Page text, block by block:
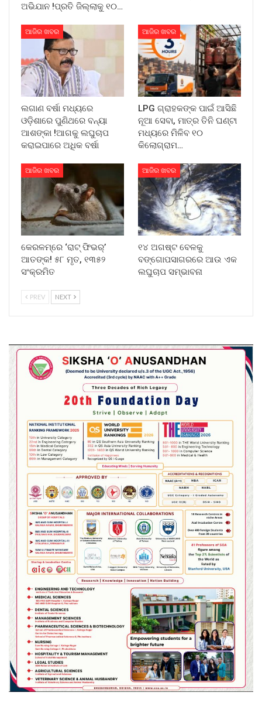
ଅଭିଯାନ !ପ୍ରତି ଜିଲ୍ଲାକୁ ୧୦…
ଆଜିର ଖବର
ଲଗାଣ ବର୍ଷା ମଧ୍ୟରେ
ଓଡ଼ିଶାରେ ପୁଣିଥରେ ବନ୍ୟା
ଆଶଙ୍କା !ଆଗକୁ ଲଘୁଚାପ
କରାଇପାରେ ଅଧିକ ବର୍ଷା
ଆଜିର ଖବର
LPG ଗ୍ରାହକଙ୍କ ପାଇଁ ଆସିଛି
ନୂଆ ସେବା, ମାତ୍ର ତିନି ଘଣ୍ଟା
ମଧ୍ୟରେ ମିଳିବ ୧୦
କିଲୋଗ୍ରାମ…
ଆଜିର ଖବର
କେରଳମ୍‌ରେ ‘ରାଟ୍ ଫିଭର୍’
ଆତଙ୍କ! ୫୮ ମୃତ, ୧୩୫୨
ସଂକ୍ରମିତ
ଆଜିର ଖବର
୧୪ ଅଗଷ୍ଟ ବେଳକୁ
ବଙ୍ଗୋପସାଗରରେ ଆଉ ଏକ
ଲଘୁଚାପ ସମ୍ଭାବନା
PREV NEXT